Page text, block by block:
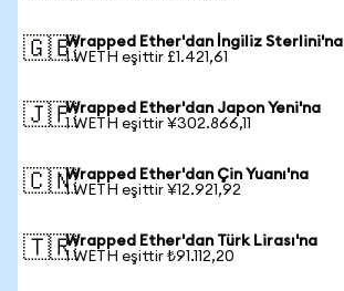
🇬🇧Wrapped Ether'dan İngiliz Sterlini'na
1 WETH eşittir £1.421,61
🇯🇵Wrapped Ether'dan Japon Yeni'na
1 WETH eşittir ¥302.866,11
🇨🇳Wrapped Ether'dan Çin Yuanı'na
1 WETH eşittir ¥12.921,92
🇹🇷Wrapped Ether'dan Türk Lirası'na
1 WETH eşittir ₺91.112,20